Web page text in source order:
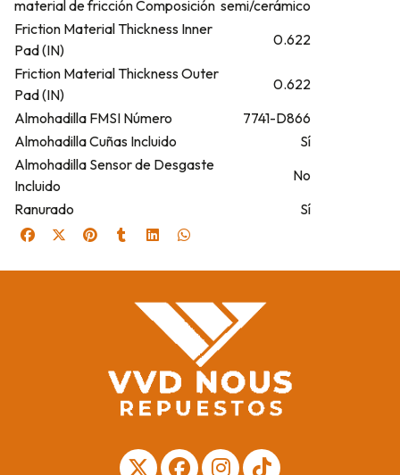
material de fricción Composición semi/cerámico
Friction Material Thickness Inner
Pad (IN)
0.622
Friction Material Thickness Outer
Pad (IN)
0.622
Almohadilla FMSI Número
7741-D866
Almohadilla Cuñas Incluido
Sí
Almohadilla Sensor de Desgaste
Incluido
No
Ranurado
Sí